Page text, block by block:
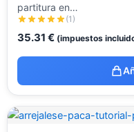
partitura en…
(1)
35.31 € (impuestos